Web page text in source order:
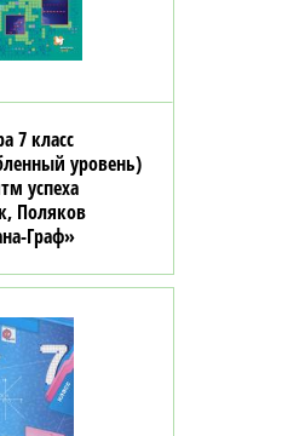
7 класс
уровень)
успеха
Поляков
Граф»